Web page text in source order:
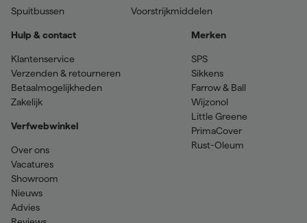
Spuitbussen
Voorstrijkmiddelen
Hulp & contact
Klantenservice
Verzenden & retourneren
Betaalmogelijkheden
Zakelijk
Verfwebwinkel
Over ons
Vacatures
Showroom
Nieuws
Advies
Merken
SPS
Sikkens
Farrow & Ball
Wijzonol
Little Greene
PrimaCover
Rust-Oleum